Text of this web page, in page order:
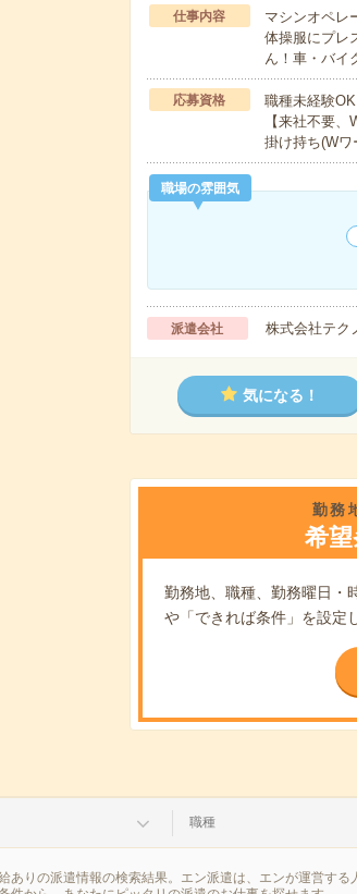
仕事内容
マシンオペレ
体操服にプレ
ん！車・バイ
応募資格
職種未経験
【来社不要
掛け持ち(W
職場の雰囲気
派遣会社 株式会社テク
気になる！
勤務
希
勤務地、職種、勤務曜日・
や「できれば条件」を設定
職種
ありの派遣情報の検索結果。エン派遣は、エンが運営す